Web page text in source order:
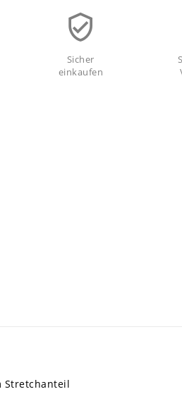
Sicher
einkaufen
Stretchanteil